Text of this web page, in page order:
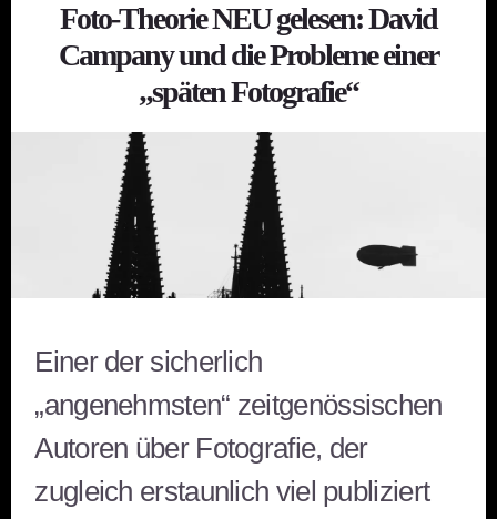
Foto-Theorie NEU gelesen: David
Campany und die Probleme einer
„späten Fotografie“
Einer der sicherlich
„angenehmsten“ zeitgenössischen
Autoren über Fotografie, der
zugleich erstaunlich viel publiziert